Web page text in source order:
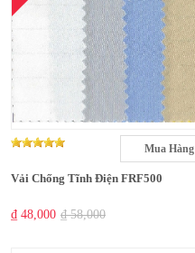
Mua Hàng
Vải Chống Tĩnh Điện FRF500
₫ 48,000 ₫ 58,000